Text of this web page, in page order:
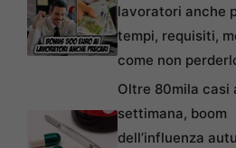
lavoratori anche
tempi, requisiti,
come non
Oltre 80mila casi
settimana, boom
dell’influenza